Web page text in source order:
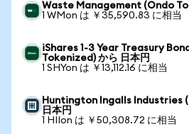
Waste Management (Ondo
1 WMon は ￥35,590.83 に相当
iShares 1-3 Year Treasury
Tokenized) から 日本円
1 SHYon は ￥13,112.16 に相当
Huntington Ingalls Industries
日本円
1 HIIon は ￥50,308.72 に相当